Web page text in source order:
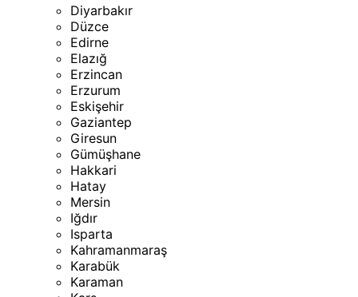
Diyarbakır
Düzce
Edirne
Elazığ
Erzincan
Erzurum
Eskişehir
Gaziantep
Giresun
Gümüşhane
Hakkari
Hatay
Mersin
Iğdır
Isparta
Kahramanmaraş
Karabük
Karaman